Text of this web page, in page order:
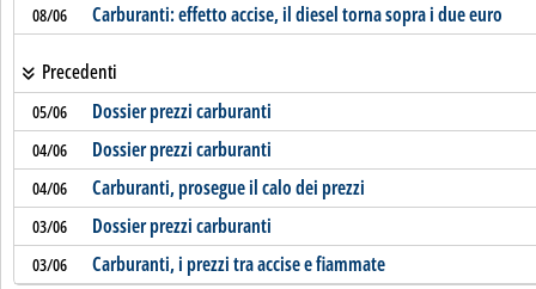
08/06 Carburanti: effetto accise, il diesel torna sopra i due euro
Precedenti
05/06 Dossier prezzi carburanti
04/06 Dossier prezzi carburanti
04/06 Carburanti, prosegue il calo dei prezzi
03/06 Dossier prezzi carburanti
03/06 Carburanti, i prezzi tra accise e fiammate